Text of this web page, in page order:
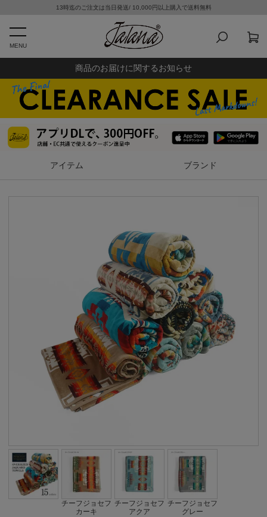
13時迄のご注文は当日発送/ 10,000円以上購入で送料無料
MENU
商品のお届けに関するお知らせ
アイテム ブランド
チーフジョセフ
カーキ
チーフジョセフ
アクア
チーフジョセフ
グレー